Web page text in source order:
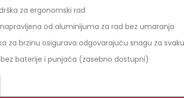
za ergonomski rad
od aluminijuma za rad bez umaranja
za brzinu osigurava odgovarajuću snagu za
baterije i punjača (zasebno dostupni)